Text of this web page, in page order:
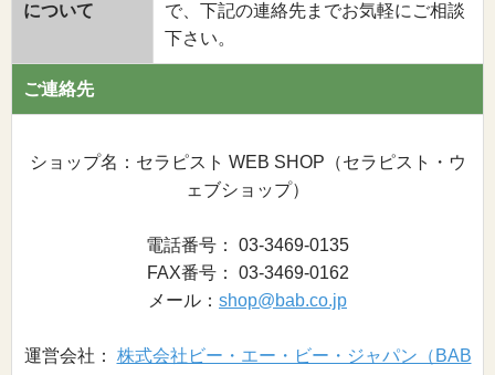
について
で、下記の連絡先までお気軽にご相談
下さい。
ご連絡先
ショップ名：セラピスト WEB SHOP（セラピスト・ウ
ェブショップ）
電話番号： 03-3469-0135
FAX番号： 03-3469-0162
メール： shop@bab.co.jp
運営会社： 株式会社ビー・エー・ビー・ジャパン（BAB